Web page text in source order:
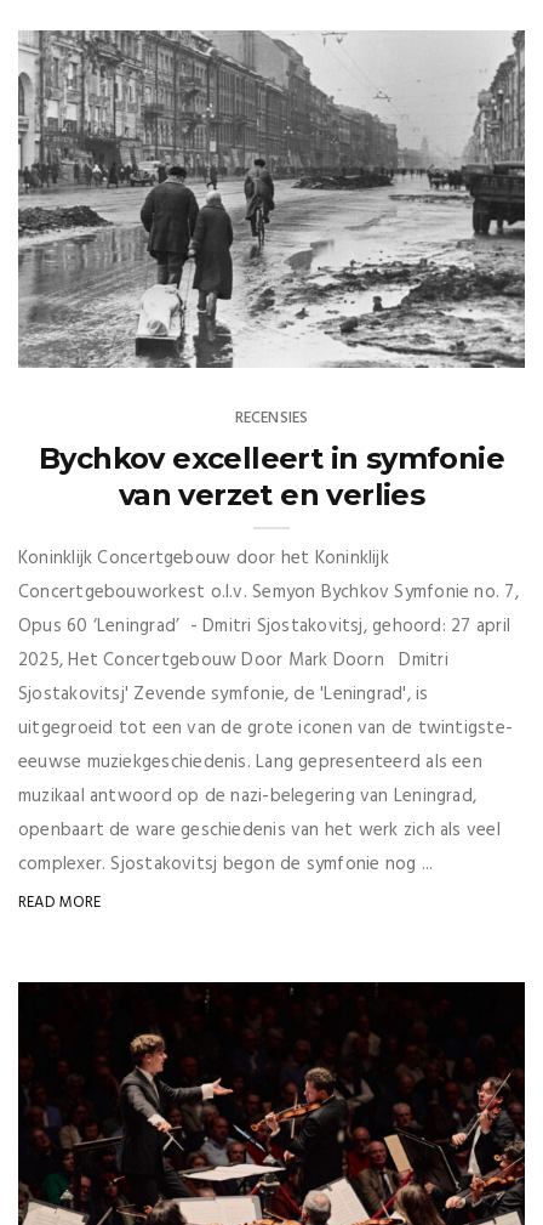
RECENSIES
Bychkov excelleert in symfonie
van verzet en verlies
Koninklijk Concertgebouw door het Koninklijk
Concertgebouworkest o.l.v. Semyon Bychkov Symfonie no. 7,
Opus 60 ‘Leningrad’ - Dmitri Sjostakovitsj, gehoord: 27 april
2025, Het Concertgebouw Door Mark Doorn Dmitri
Sjostakovitsj' Zevende symfonie, de 'Leningrad', is
uitgegroeid tot een van de grote iconen van de twintigste-
eeuwse muziekgeschiedenis. Lang gepresenteerd als een
muzikaal antwoord op de nazi-belegering van Leningrad,
openbaart de ware geschiedenis van het werk zich als veel
complexer. Sjostakovitsj begon de symfonie nog ...
READ MORE